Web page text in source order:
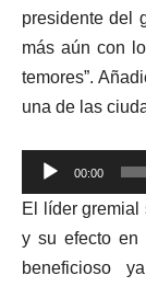
presidente del
más aún con
temores”.
una de las
Reproductor
de
audio
00:00
El líder gremial
y su efecto en
beneficioso